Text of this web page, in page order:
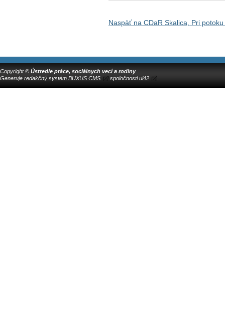
Naspäť na CDaR Skalica, Pri potoku
Copyright © Ústredie práce, sociálnych vecí a rodiny
Generuje redakčný systém BUXUS CMS spoločnostiui42